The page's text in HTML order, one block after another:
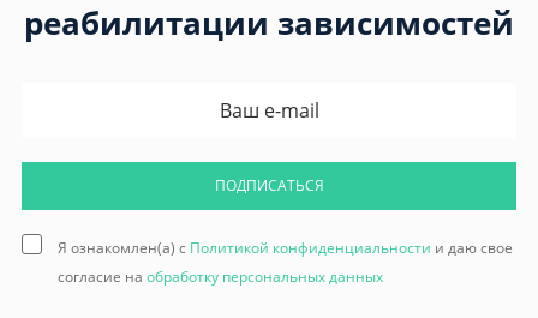
реабилитации зависимостей
ПОДПИСАТЬСЯ
Я ознакомлен(а) с Политикой конфиденциальности и даю свое
согласие на обработку персональных данных